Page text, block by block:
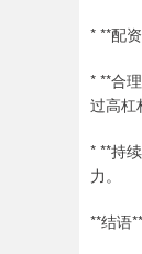
* **配
* **合
过高杠
* **持
力。
**结语**